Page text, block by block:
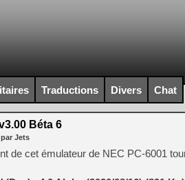
Traductions Divers Chat
Béta 6
par Jets
de cet émulateur de NEC PC-6001